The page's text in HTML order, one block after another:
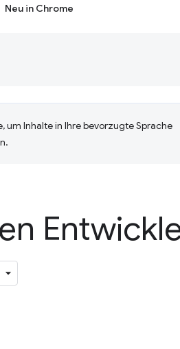
Neu in Chrome
um Inhalte in Ihre bevorzugte Sprache